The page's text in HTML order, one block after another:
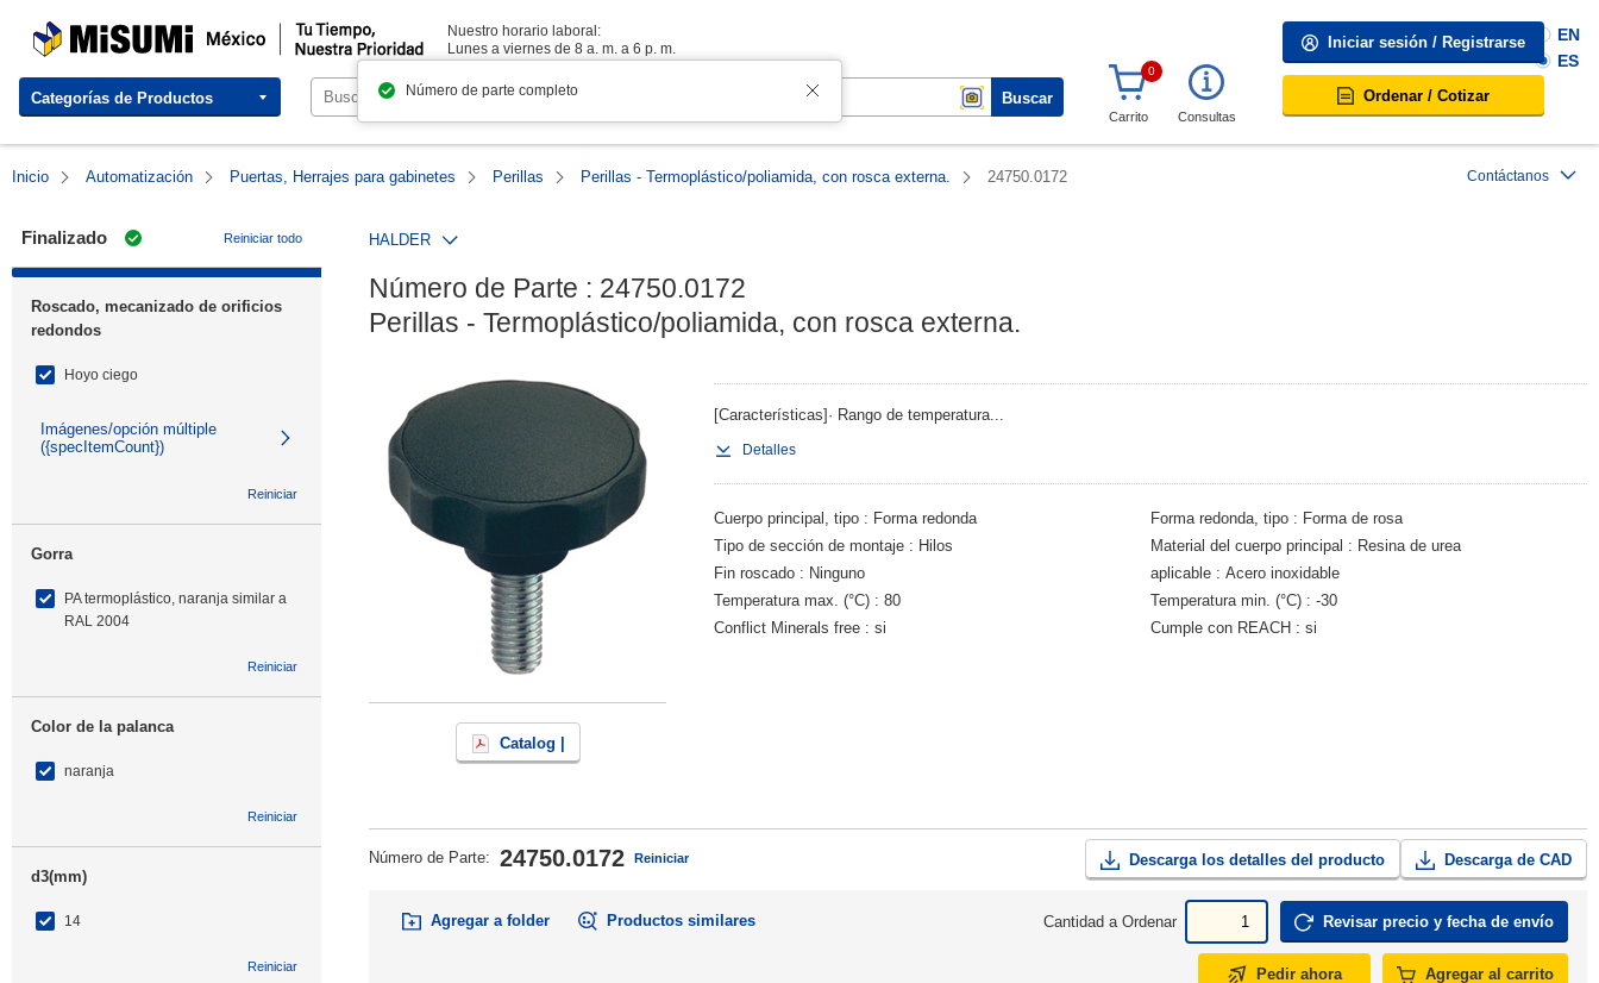
MISUMI México | Tu Tiempo, Nuestra Prioridad
Nuestro horario laboral:
Lunes a viernes de 8 a. m. a 6 p. m.
Categorías de Productos Buscar
Iniciar sesión / Registrarse
0
Carrito Consultas
Ordenar / Cotizar
EN
ES
Inicio Automatización Puertas, Herrajes para gabinetes Perillas Perillas - Termoplástico/poliamida, con rosca externa. 24750.0172 Contáctanos
Finalizado Reiniciar todo
Roscado, mecanizado de orificios
redondos
Hoyo ciego
Imágenes/opción múltiple
({specItemCount})
Reiniciar
Gorra
PA termoplástico, naranja similar a
RAL 2004
Reiniciar
Color de la palanca
naranja
Reiniciar
d3(mm)
14
Reiniciar
HALDER
Número de Parte : 24750.0172
Perillas - Termoplástico/poliamida, con rosca externa.
Catalog |
[Características]· Rango de temperatura...
Detalles
Cuerpo principal, tipo Forma redonda Forma redonda, tipo
Forma de rosa
Tipo de sección de montaje
Hilos Material del cuerpo principal
Resina de urea
Fin roscado
Ninguno aplicable
Acero inoxidable
Temperatura max. (°C)
80 Temperatura min. (°C)
-30
Conflict Minerals free
si Cumple con REACH si
Número de Parte: 24750.0172 Reiniciar Descarga los detalles del producto Descarga de CAD
Agregar a folder Productos similares Cantidad a Ordenar Revisar precio y fecha de envío
Pedir ahora Agregar al carrito
Número de parte completo